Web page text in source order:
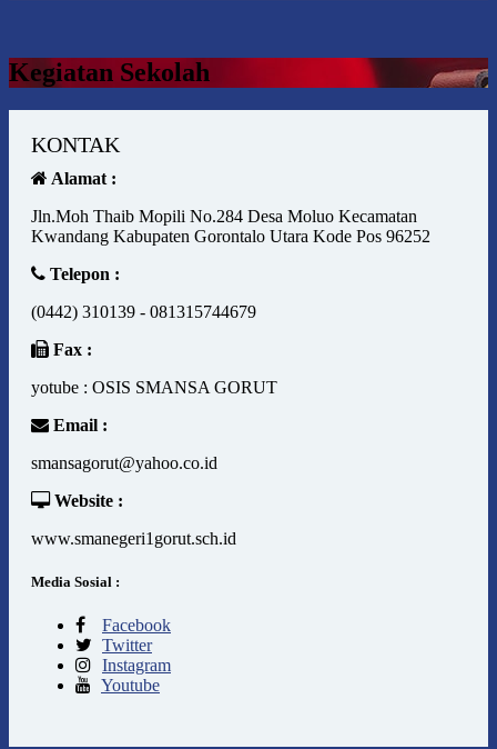
Kegiatan Sekolah
KONTAK
Alamat :
Jln.Moh Thaib Mopili No.284 Desa Moluo Kecamatan
Kwandang Kabupaten Gorontalo Utara Kode Pos 96252
Telepon :
(0442) 310139 - 081315744679
Fax :
yotube : OSIS SMANSA GORUT
Email :
smansagorut@yahoo.co.id
Website :
www.smanegeri1gorut.sch.id
Media Sosial :
Facebook
Twitter
Instagram
Youtube